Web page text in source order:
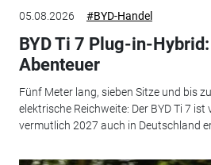
05.08.2026 #BYD-Handel
BYD Ti 7 Plug-in-
Abenteuer
Fünf Meter lang, sieben Sitze und bis
elektrische Reichweite: Der BYD Ti 7
vermutlich 2027 auch in Deutschland